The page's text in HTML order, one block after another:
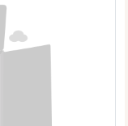
煮出一碗又一碗的
冰扒犁飞驰嫩江上
腾狼吞虎咽没来得
一双小布鞋穿在脚
切已是再回不去的
法逃脱你孩子般的